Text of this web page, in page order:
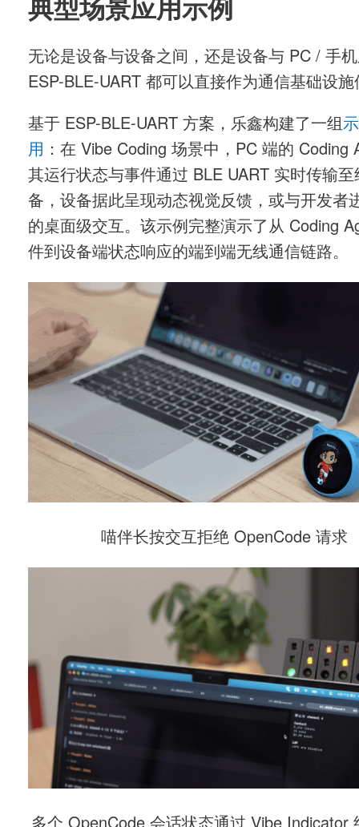
典型场景应用示例
无论是设备与设备之间，还是设备与 PC / 手
ESP-BLE-UART 都可以直接作为通信基础设施
基于 ESP-BLE-UART 方案，乐鑫构建了一组
用 ：在 Vibe Coding 场景中， PC 端的 Coding
其运行状态与事件通过 BLE UART 实时传输至
备，设备据此呈现动态视觉反馈，或与开发者
的桌面级交互。该示例完整演示了从 Coding
件到设备端状态响应的端到端无线通信链路。
喵伴长按交互拒绝 OpenCode 请求